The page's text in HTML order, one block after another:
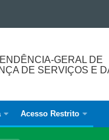
GERAL DE
DE SERVIÇOS E
Acesso Restrito